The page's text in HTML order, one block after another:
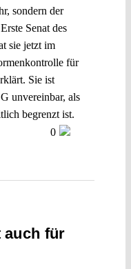
sondern der
Senat des
sie jetzt im
für
Sie ist
unvereinbar, als
begrenzt ist.
0
auch für